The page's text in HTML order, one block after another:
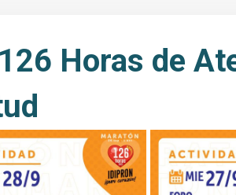
Horas de